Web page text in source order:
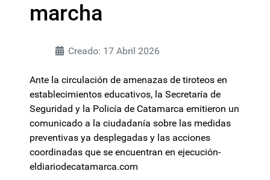
marcha
Creado: 17 Abril 2026
Ante la circulación de amenazas de tiroteos en
establecimientos educativos, la Secretaría de
Seguridad y la Policía de Catamarca emitieron un
comunicado a la ciudadanía sobre las medidas
preventivas ya desplegadas y las acciones
coordinadas que se encuentran en ejecución-
eldiariodecatamarca.com